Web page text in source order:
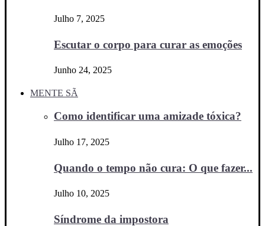
Julho 7, 2025
Escutar o corpo para curar as emoções
Junho 24, 2025
MENTE SÃ
Como identificar uma amizade tóxica?
Julho 17, 2025
Quando o tempo não cura: O que fazer...
Julho 10, 2025
Síndrome da impostora